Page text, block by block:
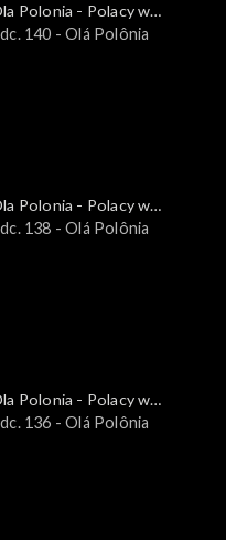
Polonia - Polacy w
i Ameryce
140 - Olá Polônia
Polonia - Polacy w
i Ameryce
138 - Olá Polônia
Polonia - Polacy w
i Ameryce
136 - Olá Polônia